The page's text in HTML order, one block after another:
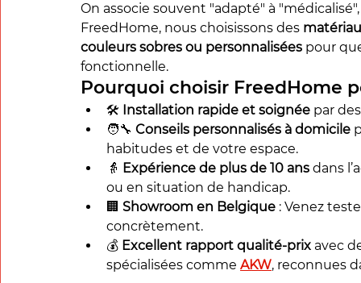
On associe souvent "adapté" à
FreedHome, nous choisissons des
couleurs sobres ou personnalisées pour
fonctionnelle.
Pourquoi choisir FreedHome
🛠️ Installation rapide et soignée par
🧑‍🔧 Conseils personnalisés à domicile
habitudes et de votre espace.
👵 Expérience de plus de 10 ans dans
ou en situation de handicap.
🏢 Showroom en Belgique : Venez
concrètement.
💰 Excellent rapport qualité-prix avec
spécialisées comme AKW, reconnues